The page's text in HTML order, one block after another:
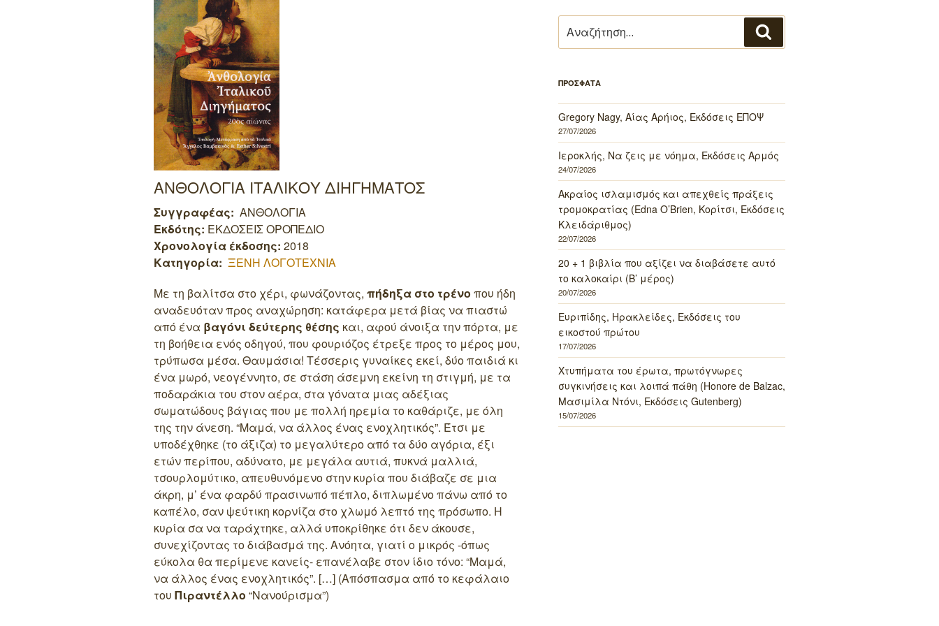
ΑΝΘΟΛΟΓΙΑ ΙΤΑΛΙΚΟΥ ΔΙΗΓΗΜΑΤΟΣ
Συγγραφέας: ΑΝΘΟΛΟΓΙΑ
Εκδότης: ΕΚΔΟΣΕΙΣ ΟΡΟΠΕΔΙΟ
Χρονολογία έκδοσης: 2018
Κατηγορία: ΞΕΝΗ ΛΟΓΟΤΕΧΝΙΑ
Με τη βαλίτσα στο χέρι, φωνάζοντας, πήδηξα στο τρένο που ήδη
αναδευόταν προς αναχώρηση: κατάφερα μετά βίας να πιαστώ
από ένα βαγόνι δεύτερης θέσης και, αφού άνοιξα την πόρτα, με
τη βοήθεια ενός οδηγού, που φουριόζος έτρεξε προς το μέρος μου,
τρύπωσα μέσα. Θαυμάσια! Τέσσερις γυναίκες εκεί, δύο παιδιά κι
ένα μωρό, νεογέννητο, σε στάση άσεμνη εκείνη τη στιγμή, με τα
ποδαράκια του στον αέρα, στα γόνατα μιας αδέξιας
σωματώδους βάγιας που με πολλή ηρεμία το καθάριζε, με όλη
της την άνεση. “Μαμά, να άλλος ένας ενοχλητικός”. Έτσι με
υποδέχθηκε (το άξιζα) το μεγαλύτερο από τα δύο αγόρια, έξι
ετών περίπου, αδύνατο, με μεγάλα αυτιά, πυκνά μαλλιά,
τσουρλομύτικο, απευθυνόμενο στην κυρία που διάβαζε σε μια
άκρη, μ’ ένα φαρδύ πρασινωπό πέπλο, διπλωμένο πάνω από το
καπέλο, σαν ψεύτικη κορνίζα στο χλωμό λεπτό της πρόσωπο. Η
κυρία σα να ταράχτηκε, αλλά υποκρίθηκε ότι δεν άκουσε,
συνεχίζοντας το διάβασμά της. Ανόητα, γιατί ο μικρός -όπως
εύκολα θα περίμενε κανείς- επανέλαβε στον ίδιο τόνο: “Μαμά,
να άλλος ένας ενοχλητικός”. […] (Απόσπασμα από το κεφάλαιο
του Πιραντέλλο “Νανούρισμα”)
για:
ΠΡΟΣΦΑΤΑ
Gregory Nagy, Αίας Αρήιος, Εκδόσεις ΕΠΟΨ
27/07/2026
Ιεροκλής, Να ζεις με νόημα, Εκδόσεις Αρμός
24/07/2026
Ακραίος ισλαμισμός και απεχθείς πράξεις
τρομοκρατίας (Edna O’Brien, Κορίτσι, Εκδόσεις
Κλειδάριθμος)
22/07/2026
20 + 1 βιβλία που αξίζει να διαβάσετε αυτό
το καλοκαίρι (Β’ μέρος)
20/07/2026
Ευριπίδης, Ηρακλείδες, Εκδόσεις του
εικοστού πρώτου
17/07/2026
Χτυπήματα του έρωτα, πρωτόγνωρες
συγκινήσεις και λοιπά πάθη (Honore de Balzac,
Μασιμίλα Ντόνι, Εκδόσεις Gutenberg)
15/07/2026